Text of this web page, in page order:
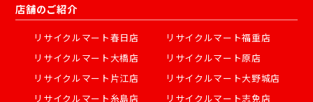
店舗のご紹介
リサイクルマート春日店
リサイクルマート福重店
リサイクルマート大橋店
リサイクルマート原店
リサイクルマート片江店
リサイクルマート大野城店
リサイクルマート糸島店
リサイクルマート志免店